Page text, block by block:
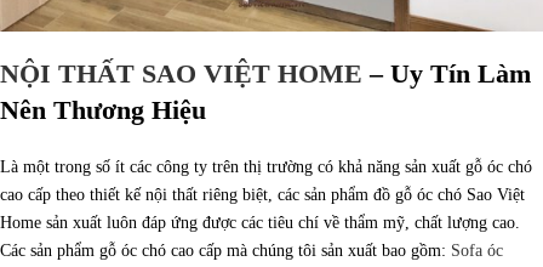
NỘI THẤT SAO VIỆT HOME– Uy Tín Làm
Nên Thương Hiệu
Là một trong số ít các công ty trên thị trường có khả năng sản xuất gỗ óc chó
cao cấp theo thiết kế nội thất riêng biệt, các sản phẩm đồ gỗ óc chó Sao Việt
Home sản xuất luôn đáp ứng được các tiêu chí về thẩm mỹ, chất lượng cao.
Các sản phẩm gỗ óc chó cao cấp mà chúng tôi sản xuất bao gồm: Sofa óc